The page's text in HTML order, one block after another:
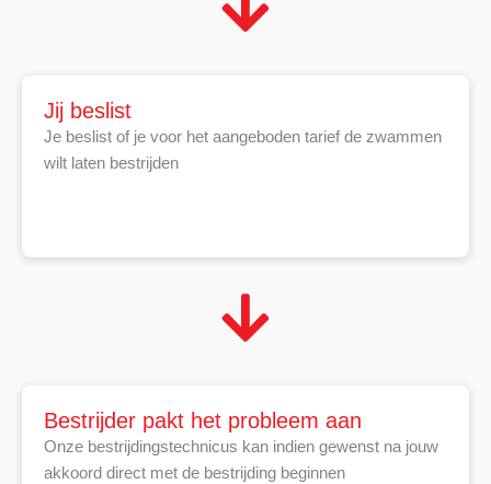
Jij beslist
Je beslist of je voor het aangeboden tarief de zwammen
wilt laten bestrijden
Bestrijder pakt het probleem aan
Onze bestrijdingstechnicus kan indien gewenst na jouw
akkoord direct met de bestrijding beginnen